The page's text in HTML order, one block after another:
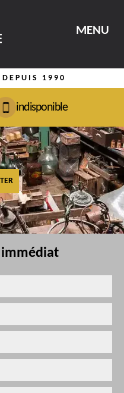
MENU
DEPUIS 1990
indisponible